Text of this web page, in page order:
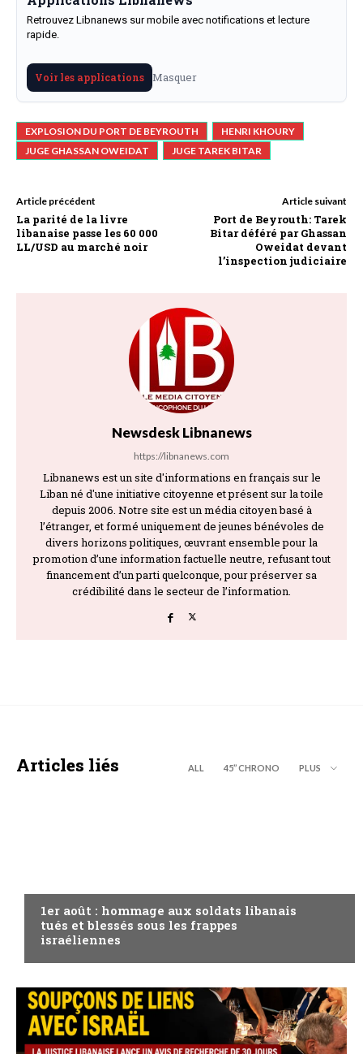
Retrouvez Libnanews sur mobile avec notifications et lecture
rapide.
Voir les applications Masquer
EXPLOSION DU PORT DE BEYROUTH
HENRI KHOURY
JUGE GHASSAN OWEIDAT
JUGE TAREK BITAR
Article précédent
La parité de la livre
libanaise passe les 60 000
LL/USD au marché noir
Article suivant
Port de Beyrouth: Tarek
Bitar déféré par Ghassan
Oweidat devant
l’inspection judiciaire
Newsdesk Libnanews
https://libnanews.com
Libnanews est un site d'informations en français sur le
Liban né d'une initiative citoyenne et présent sur la toile
depuis 2006. Notre site est un média citoyen basé à
l’étranger, et formé uniquement de jeunes bénévoles de
divers horizons politiques, œuvrant ensemble pour la
promotion d’une information factuelle neutre, refusant tout
financement d’un parti quelconque, pour préserver sa
crédibilité dans le secteur de l’information.
Articles liés ALL 45’’ CHRONO PLUS
1er août : hommage aux soldats libanais
tués et blessés sous les frappes
israéliennes